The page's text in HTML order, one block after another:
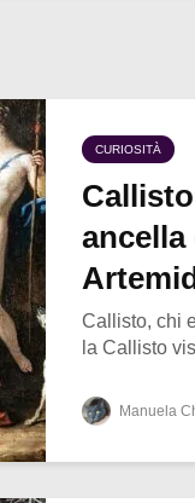
CURIOSITÀ
ancella
Callisto, chi
la Callisto
Manuela